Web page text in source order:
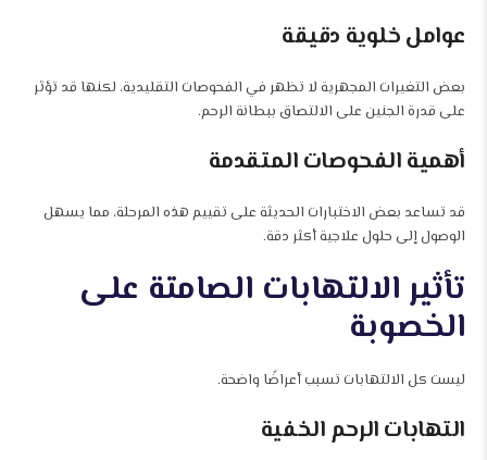
عوامل خلوية دقيقة
بعض التغيرات المجهرية لا تظهر في الفحوصات التقليدية، لكنها قد تؤثر
على قدرة الجنين على الالتصاق ببطانة الرحم.
أهمية الفحوصات المتقدمة
قد تساعد بعض الاختبارات الحديثة على تقييم هذه المرحلة، مما يسهل
الوصول إلى حلول علاجية أكثر دقة.
تأثير الالتهابات الصامتة على
الخصوبة
ليست كل الالتهابات تسبب أعراضًا واضحة.
التهابات الرحم الخفية